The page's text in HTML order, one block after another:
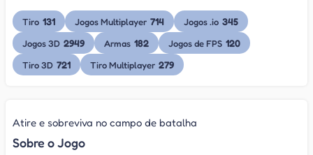
Tiro 131 Jogos Multiplayer 714 Jogos .io 345
Jogos 3D 2949 Armas 182 Jogos de FPS 120
Tiro 3D 721 Tiro Multiplayer 279
Atire e sobreviva no campo de batalha
Sobre o Jogo